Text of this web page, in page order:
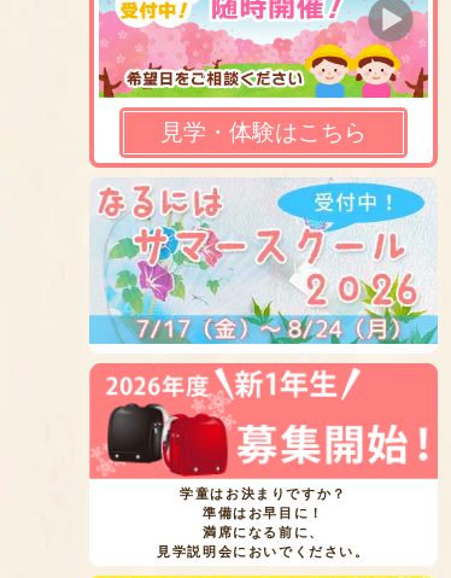
見学・体験はこちら
学童はお決まりですか？
準備はお早目に！
満席になる前に、
見学説明会においでください。